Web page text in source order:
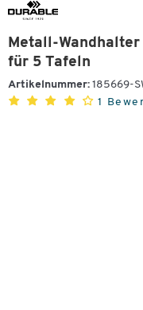
Metall-Wandhalter
für 5 Tafeln
Artikelnummer: 185669-
1